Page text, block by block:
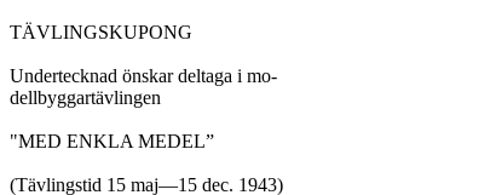
TÄVLINGSKUPONG
Undertecknad önskar deltaga i mo-
dellbyggartävlingen
"MED ENKLA MEDEL”
(Tävlingstid 15 maj—15 dec. 1943)